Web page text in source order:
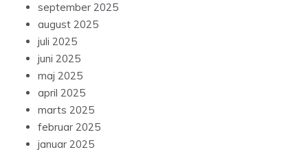
september 2025
august 2025
juli 2025
juni 2025
maj 2025
april 2025
marts 2025
februar 2025
januar 2025